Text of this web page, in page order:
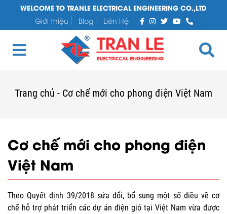
WELCOME TO TRANLE ELECTRICAL ENGINEERING CO.,LTD
Giới thiệu
Blog Liên Hệ
Trang chủ - Cơ chế mới cho phong điện Việt Nam
Cơ chế mới cho phong điện
Việt Nam
Theo Quyết định 39/2018 sửa đổi, bổ sung một số điều về cơ
chế hỗ trợ phát triển các dự án điện gió tại Việt Nam vừa được